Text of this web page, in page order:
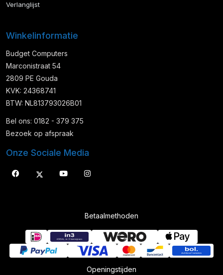
Verlanglijst
Winkelinformatie
Budget Computers
Marconistraat 54
2809 PE Gouda
KVK: 24368741
BTW: NL813793026B01
Bel ons: 0182 - 379 375
Bezoek op afspraak
Onze Sociale Media
Betaalmethoden
Openingstijden